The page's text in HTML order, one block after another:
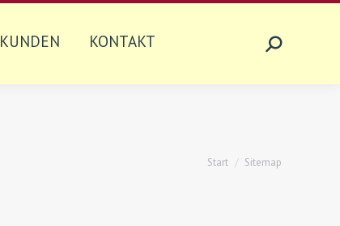
KUNDEN KONTAKT Search:
Sie befinden sich hier:
Start Sitemap
KUNDEN KONTAKT Search: